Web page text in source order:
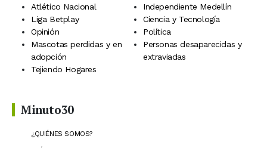
Atlético Nacional
Independiente Medellín
Liga Betplay
Ciencia y Tecnología
Opinión
Política
Mascotas perdidas y en
adopción
Personas desaparecidas y
extraviadas
Tejiendo Hogares
Minuto30
¿QUIÉNES SOMOS?